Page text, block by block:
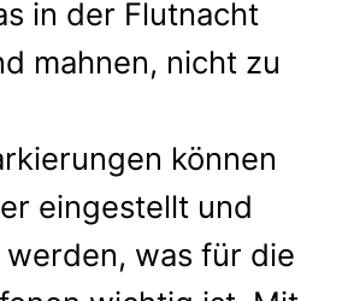
in der Flutnacht
mahnen, nicht zu
können
eingestellt und
was für die